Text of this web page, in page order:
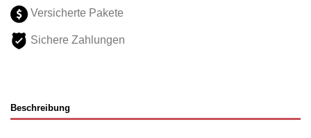
Versicherte Pakete
Sichere Zahlungen
Beschreibung